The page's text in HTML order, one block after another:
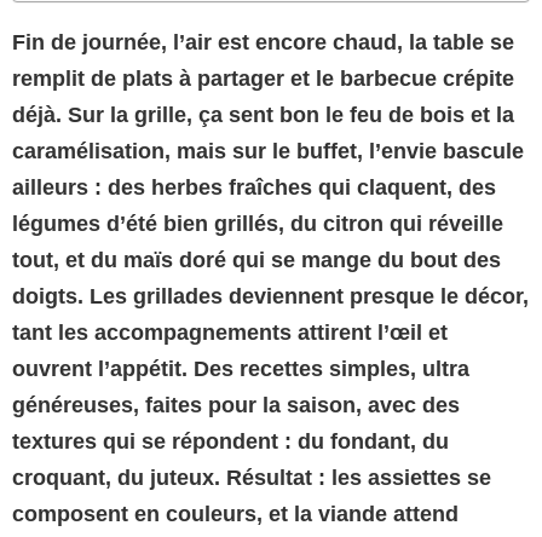
Fin de journée, l’air est encore chaud, la table se
remplit de plats à partager et le barbecue crépite
déjà. Sur la grille, ça sent bon le feu de bois et la
caramélisation, mais sur le buffet, l’envie bascule
ailleurs : des herbes fraîches qui claquent, des
légumes d’été bien grillés, du citron qui réveille
tout, et du maïs doré qui se mange du bout des
doigts. Les grillades deviennent presque le décor,
tant les accompagnements attirent l’œil et
ouvrent l’appétit. Des recettes simples, ultra
généreuses, faites pour la saison, avec des
textures qui se répondent : du fondant, du
croquant, du juteux. Résultat : les assiettes se
composent en couleurs, et la viande attend